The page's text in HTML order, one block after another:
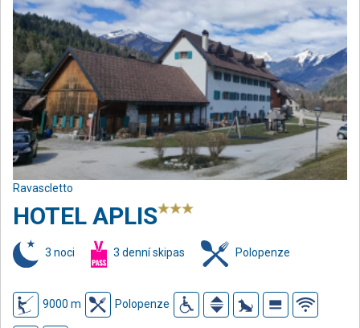
Ravascletto
HOTEL APLIS
3 noci 3 denní skipas Polopenze
9000 m Polopenze